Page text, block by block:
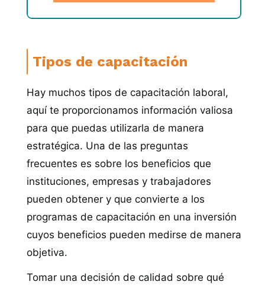
Tipos de capacitación
Hay muchos tipos de capacitación laboral,
aquí te proporcionamos información valiosa
para que puedas utilizarla de manera
estratégica. Una de las preguntas
frecuentes es sobre los beneficios que
instituciones, empresas y trabajadores
pueden obtener y que convierte a los
programas de capacitación en una inversión
cuyos beneficios pueden medirse de manera
objetiva.
Tomar una decisión de calidad sobre qué